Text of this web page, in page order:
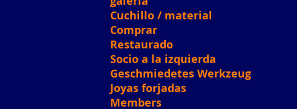
Cuchillo / material
Comprar
Restaurado
Socio a la izquierda
Geschmiedetes Werkzeug
Joyas forjadas
Members